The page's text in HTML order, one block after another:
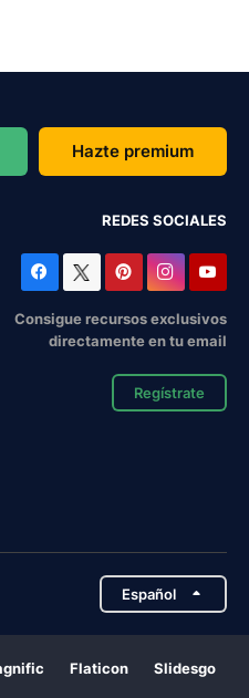
Hazte premium
REDES SOCIALES
Consigue recursos exclusivos
directamente en tu email
Regístrate
Español
Flaticon Slidesgo